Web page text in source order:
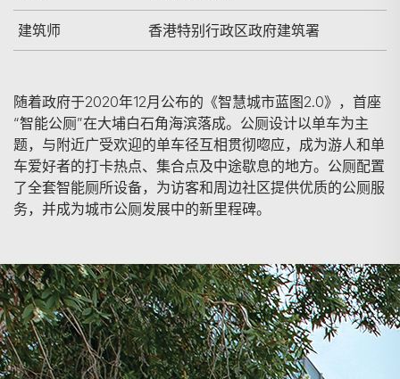
建筑师 香港特别行政区政府建筑署
随着政府于2020年12月公布的《智慧城市蓝图2.0》，首座
“智能公厕”在大埔白石角海滨落成。公厕设计以单车为主
题，与附近广受欢迎的单车径互相贯彻唿应，成为游人和单
车爱好者的打卡热点、集合点及中途歇息的地方。公厕配置
了全套智能厕所设备，为访客和周边社区提供优质的公厕服
务，并成为城市公厕发展中的新里程碑。